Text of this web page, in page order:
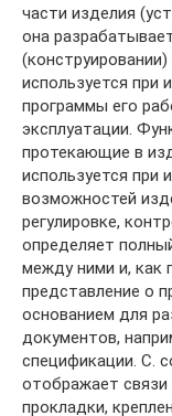
части изделия
она
используется при
программы его
эксплуатации.
протекающие в
используется при
возможностей
регулировке,
определяет
между ними и, как
представление о
основанием для
документов,
спецификации. С.
отображает связи
прокладки,